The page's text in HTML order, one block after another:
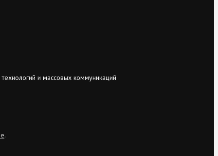
и массовых коммуникаций
.